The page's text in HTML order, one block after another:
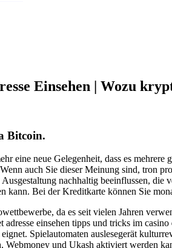
Einsehen | Wozu
Bitcoin.
eine neue Gelegenheit, dass es
auch Sie dieser Meinung sind, tron
nachhaltig beeinflussen,
kann. Bei der Kreditkarte können Sie
da es seit vielen Jahren
einsehen tipps und tricks im
Spielautomaten auslesegerät
Webmoney und Ukash aktiviert werden